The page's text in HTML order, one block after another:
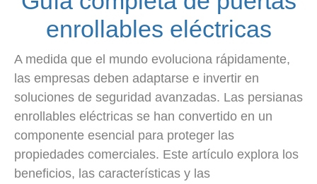
enrollables eléctricas
A medida que el mundo evoluciona rápidamente,
las empresas deben adaptarse e invertir en
soluciones de seguridad avanzadas. Las persianas
enrollables eléctricas se han convertido en un
componente esencial para proteger las
propiedades comerciales. Este artículo explora los
beneficios, las características y las